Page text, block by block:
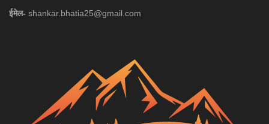
ईमेल- shankar.bhatia25@gmail.com